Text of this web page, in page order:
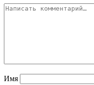
Имя